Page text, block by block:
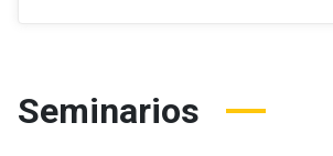
Seminarios